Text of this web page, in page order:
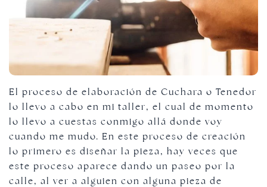
El proceso de elaboración de Cuchara o Tenedor
lo llevo a cabo en mi taller, el cual de momento
lo llevo a cuestas conmigo allá donde voy
cuando me mudo. En este proceso de creación
lo primero es diseñar la pieza, hay veces que
este proceso aparece dando un paseo por la
calle, al ver a alguien con alguna pieza de